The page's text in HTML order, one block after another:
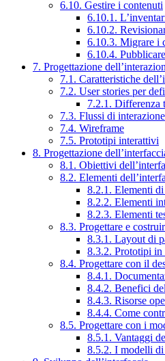
6.10. Gestire i contenuti
6.10.1.
6.10.2.
6.10.3. Migrare i
6.10.4.
7. Progettazione
7.1. Caratteristiche
7.2. User stories per
7.2.1. Differenza
7.3. Flussi di interazione
7.4. Wireframe
7.5. Prototipi interattivi
8. Progettazione
8.1. Obiettivi
8.2. Elementi
8.2.1. Elementi
8.2.2. Elementi
8.2.3. Elementi
8.3. Progettare e
8.3.1. Layout di
8.3.2. Prototipi in
8.4. Progettare con il
8.4.1.
8.4.2. Benefici
8.4.3. Risorse
8.4.4. Come
8.5. Progettare con i
8.5.1. Vantaggi
8.5.2. I modelli